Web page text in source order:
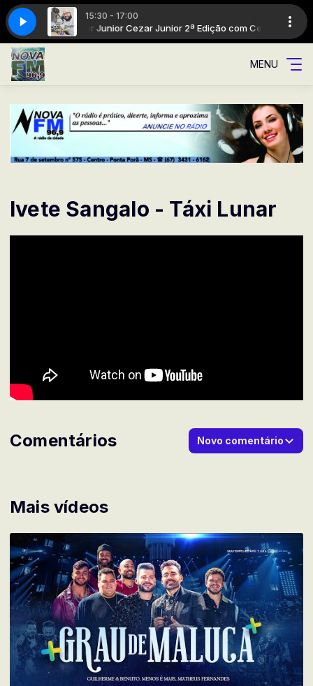
15:30 - 17:00
Edição com Cezar JuniorCezar Junior 2ª Edição com Cezar Junior
A Rádio da cidade
MENU
Ivete Sangalo - Táxi Lunar
Mais vídeos
Comentários Novo comentário